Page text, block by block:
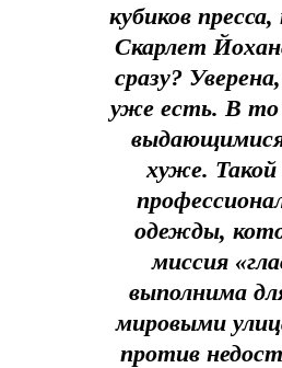
кубиков
Скарлет
сразу?
уже есть. В то
хуже. Такой
одежды,
миссия
выполнима
мировыми
против